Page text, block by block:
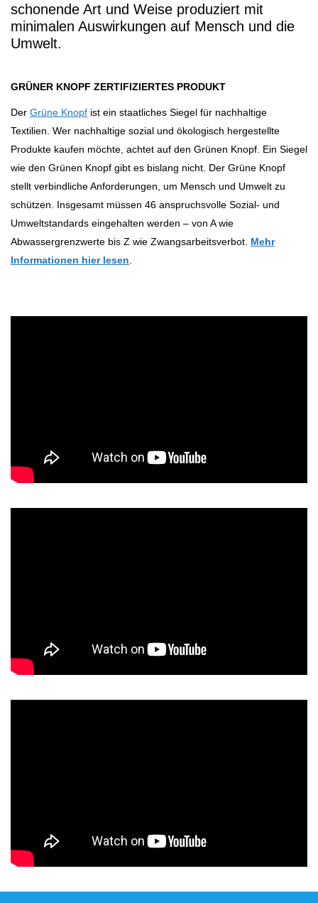
schonende Art und Weise produziert mit
minimalen Auswirkungen auf Mensch und die
Umwelt.
GRÜNER KNOPF ZERTIFIZIERTES PRODUKT
Der Grüne Knopf ist ein staatliches Siegel für nachhaltige
Textilien. Wer nachhaltige sozial und ökologisch hergestellte
Produkte kaufen möchte, achtet auf den Grünen Knopf. Ein Siegel
wie den Grünen Knopf gibt es bislang nicht. Der Grüne Knopf
stellt verbindliche Anforderungen, um Mensch und Umwelt zu
schützen. Insgesamt müssen 46 anspruchsvolle Sozial- und
Umweltstandards eingehalten werden – von A wie
Abwassergrenzwerte bis Z wie Zwangsarbeitsverbot. Mehr
Informationen hier lesen